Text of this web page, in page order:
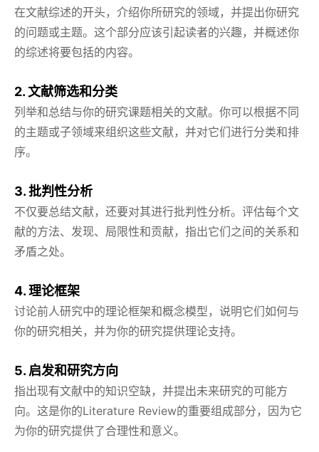
在文献综述的开头，介绍你所研究的领域，并提出你研究
的问题或主题。这个部分应该引起读者的兴趣，并概述你
的综述将要包括的内容。
2. 文献筛选和分类
列举和总结与你的研究课题相关的文献。你可以根据不同
的主题或子领域来组织这些文献，并对它们进行分类和排
序。
3. 批判性分析
不仅要总结文献，还要对其进行批判性分析。评估每个文
献的方法、发现、局限性和贡献，指出它们之间的关系和
矛盾之处。
4. 理论框架
讨论前人研究中的理论框架和概念模型，说明它们如何与
你的研究相关，并为你的研究提供理论支持。
5. 启发和研究方向
指出现有文献中的知识空缺，并提出未来研究的可能方
向。这是你的Literature Review的重要组成部分，因为它
为你的研究提供了合理性和意义。